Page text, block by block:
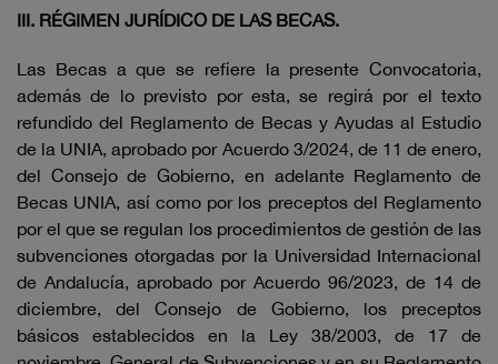
III. RÉGIMEN JURÍDICO DE LAS BECAS.
Las Becas a que se refiere la presente Convocatoria,
además de lo previsto por esta, se regirá por el texto
refundido del Reglamento de Becas y Ayudas al Estudio
de la UNIA, aprobado por Acuerdo 3/2024, de 11 de enero,
del Consejo de Gobierno, en adelante Reglamento de
Becas UNIA, así como por los preceptos del Reglamento
por el que se regulan los procedimientos de gestión de las
subvenciones otorgadas por la Universidad Internacional
de Andalucía, aprobado por Acuerdo 96/2023, de 14 de
diciembre, del Consejo de Gobierno, los preceptos
básicos establecidos en la Ley 38/2003, de 17 de